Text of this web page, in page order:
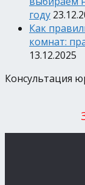
году
Как
комнат:
13.12.2025
Консультация